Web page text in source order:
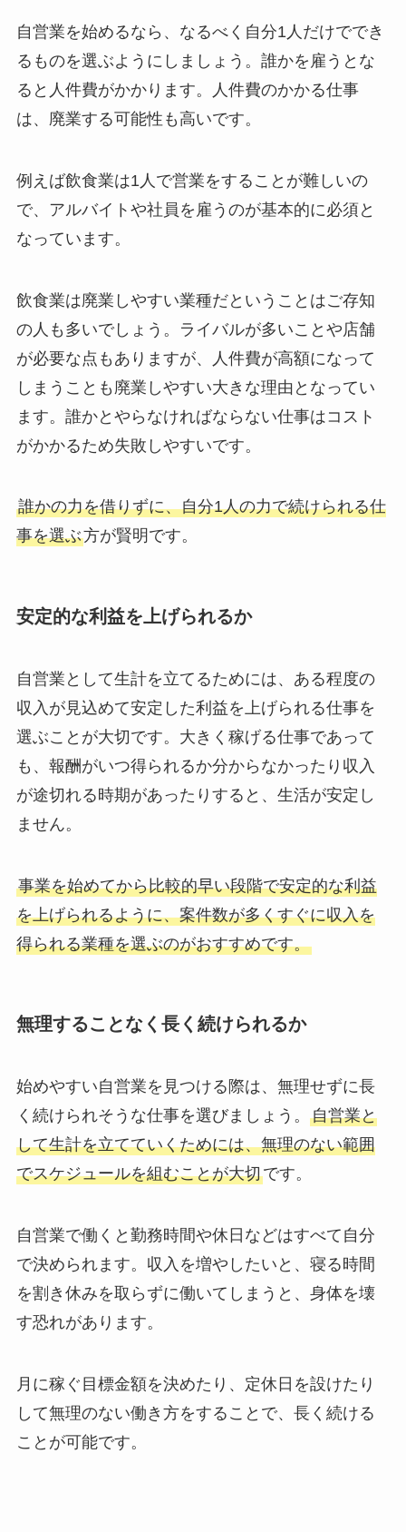
自営業を始めるなら、なるべく自分1人だけででき
るものを選ぶようにしましょう。誰かを雇うとな
ると人件費がかかります。人件費のかかる仕事
は、廃業する可能性も高いです。
例えば飲食業は1人で営業をすることが難しいの
で、アルバイトや社員を雇うのが基本的に必須と
なっています。
飲食業は廃業しやすい業種だということはご存知
の人も多いでしょう。ライバルが多いことや店舗
が必要な点もありますが、人件費が高額になって
しまうことも廃業しやすい大きな理由となってい
ます。誰かとやらなければならない仕事はコスト
がかかるため失敗しやすいです。
誰かの力を借りずに、自分1人の力で続けられる仕
事を選ぶ方が賢明です。
安定的な利益を上げられるか
自営業として生計を立てるためには、ある程度の
収入が見込めて安定した利益を上げられる仕事を
選ぶことが大切です。大きく稼げる仕事であって
も、報酬がいつ得られるか分からなかったり収入
が途切れる時期があったりすると、生活が安定し
ません。
事業を始めてから比較的早い段階で安定的な利益
を上げられるように、案件数が多くすぐに収入を
得られる業種を選ぶのがおすすめです。
無理することなく長く続けられるか
始めやすい自営業を見つける際は、無理せずに長
く続けられそうな仕事を選びましょう。 自営業と
して生計を立てていくためには、無理のない範囲
でスケジュールを組むことが大切です。
自営業で働くと勤務時間や休日などはすべて自分
で決められます。収入を増やしたいと、寝る時間
を割き休みを取らずに働いてしまうと、身体を壊
す恐れがあります。
月に稼ぐ目標金額を決めたり、定休日を設けたり
して無理のない働き方をすることで、長く続ける
ことが可能です。